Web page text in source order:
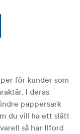
för kunder som
I deras
pappersark
du vill ha ett slätt
så har Ilford